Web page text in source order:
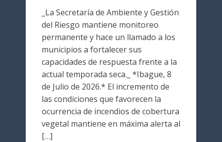
_La Secretaría de Ambiente y Gestión
del Riesgo mantiene monitoreo
permanente y hace un llamado a los
municipios a fortalecer sus
capacidades de respuesta frente a la
actual temporada seca._ *Ibague, 8
de Julio de 2026.* El incremento de
las condiciones que favorecen la
ocurrencia de incendios de cobertura
vegetal mantiene en máxima alerta al
[…]